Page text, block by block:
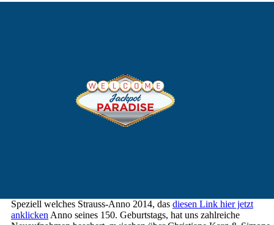
Speziell welches Strauss-Anno 2014, das diesen Link hier jetzt
anklicken Anno seines 150. Geburtstags, hat uns zahlreiche